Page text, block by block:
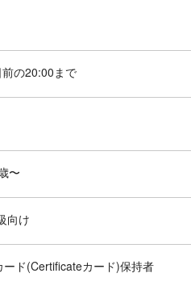
の20:00まで
〜
向け
ード(Certificateカード)保持者